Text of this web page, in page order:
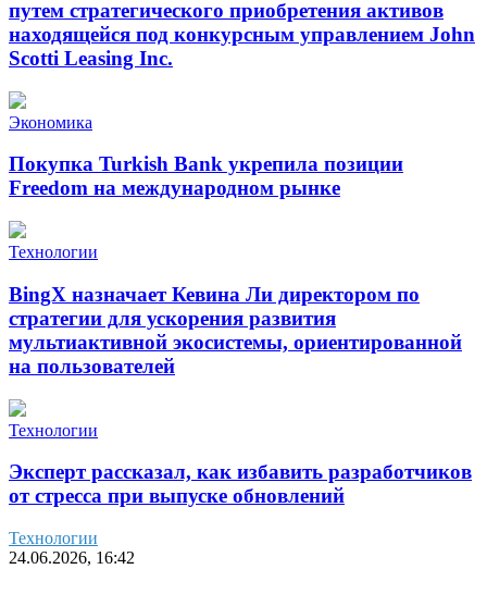
путем стратегического приобретения активов
находящейся под конкурсным управлением John
Scotti Leasing Inc.
Экономика
Покупка Turkish Bank укрепила позиции
Freedom на международном рынке
Технологии
BingX назначает Кевина Ли директором по
стратегии для ускорения развития
мультиактивной экосистемы, ориентированной
на пользователей
Технологии
Эксперт рассказал, как избавить разработчиков
от стресса при выпуске обновлений
Технологии
24.06.2026, 16:42